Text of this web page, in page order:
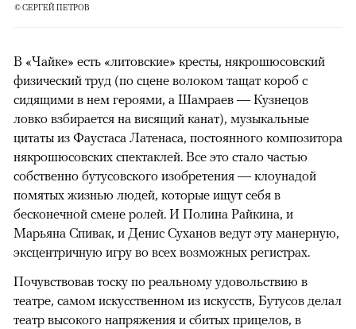
© СЕРГЕЙ ПЕТРОВ
В «Чайке» есть «литовские» кресты, някрошюсовский
физический труд (по сцене волоком тащат короб с
сидящими в нем героями, а Шамраев — Кузнецов
ловко взбирается на висящий канат), музыкальные
цитаты из Фаустаса Латенаса, постоянного композитора
някрошюсовских спектаклей. Все это стало частью
собственно бутусовского изобретения — клоунадой
помятых жизнью людей, которые ищут себя в
бесконечной смене ролей. И Полина Райкина, и
Марьяна Спивак, и Денис Суханов ведут эту манерную,
эксцентричную игру во всех возможных регистрах.
Почувствовав тоску по реальному удовольствию в
театре, самом искусственном из искусств, Бутусов делал
театр высокого напряжения и сбитых прицелов, в